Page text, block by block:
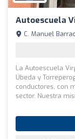
Autoescuela
C. Manuel
La Autoescuela
Úbeda y
conductores, con
sector. Nuestra